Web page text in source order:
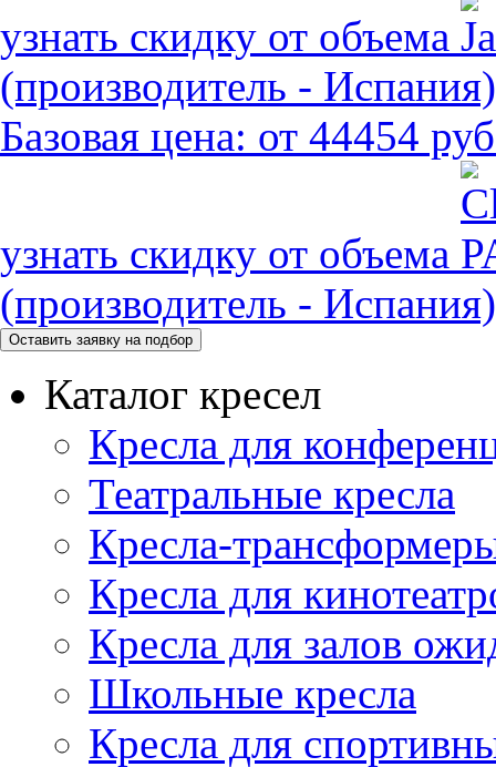
узнать скидку от объема
(производитель - Испания)
Базовая цена: от 44454
узнать скидку от объема
(производитель - Испания)
Каталог кресел
Кресла для
Театральные кресла
Кресла-
Кресла для
Кресла для залов
Школьные кресла
Кресла для